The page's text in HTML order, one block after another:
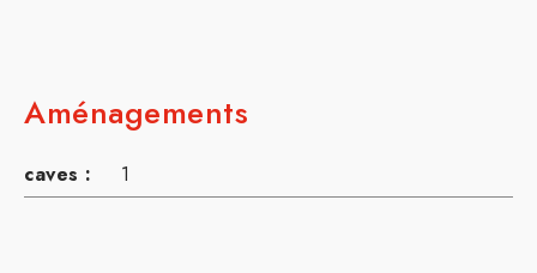
Aménagements
caves : 1